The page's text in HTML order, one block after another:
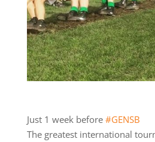
Just 1 week before #GENSB
The greatest international